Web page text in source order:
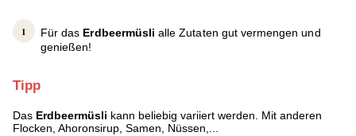
Für das Erdbeermüsli alle Zutaten gut vermengen und
genießen!
Tipp
Das Erdbeermüsli kann beliebig variiert werden. Mit anderen
Flocken, Ahoronsirup, Samen, Nüssen,...